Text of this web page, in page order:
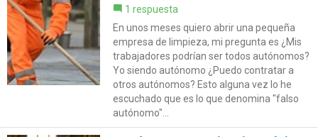
1 respuesta
En unos meses quiero abrir una pequeña
empresa de limpieza, mi pregunta es ¿Mis
trabajadores podrían ser todos autónomos?
Yo siendo autónomo ¿Puedo contratar a
otros autónomos? Esto alguna vez lo he
escuchado que es lo que denomina "falso
autónomo"...